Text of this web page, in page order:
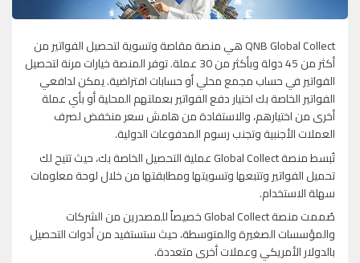
QNB Global Collect هي منصة مقاصة وتسوية لتحصيل الفواتير من
أكثر من 45 دولة وبأكثر من 30 عملة. توفر المنصة خيارات مرنة لتحصيل
الفواتير في حساب مجمع محلي أو حسابات افتراضية. يمكن لدافعي
الفواتير الخاصة بك اختيار دفع الفواتير بعملتهم المحلية أو بأي عملة
أخرى من اختيارهم، والاستفادة من هامش سعر منخفض لصرف
العملات الأجنبية وتجنب رسوم المدفوعات الدولية.
تُبسط منصة Global Collect عملية التحصيل الخاصة بك، حيث تتيح لك
تحميل الفواتير وتتبعها وتسويتها ومطابقتها من خلال لوحة معلومات
سهلة الاستخدام.
صُممت منصة Global Collect خصيصاً للمصدرين من الشركات
والمؤسسات الصغيرة والمتوسطة، حيث ستستفيد من أدوات التحصيل
بالدولار الأمريكي وعملات أخرى متعددة.